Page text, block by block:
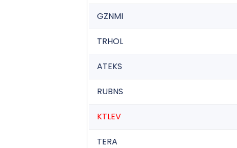
GZNMI
TRHOL
ATEKS
RUBNS
KTLEV
TERA